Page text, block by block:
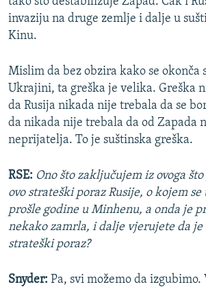
invaziju na druge zemlje i dalje u
Kinu.
Mislim da bez obzira kako se okonča
Ukrajini, ta greška je velika. Greška
da Rusija nikada nije trebala da se
da nikada nije trebala da od Zapada
neprijatelja. To je suštinska greška.
RSE: Ono što zaključujem iz ovoga
ovo strateški poraz Rusije, o kojem
prošle godine u Minhenu, a onda je
nekako zamrla, i dalje vjerujete da je
strateški poraz?
Snyder: Pa, svi možemo da